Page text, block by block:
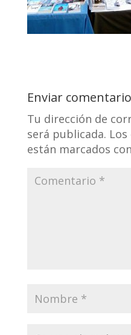
Enviar comentario
Tu dirección de
será publicada.
están marcados con